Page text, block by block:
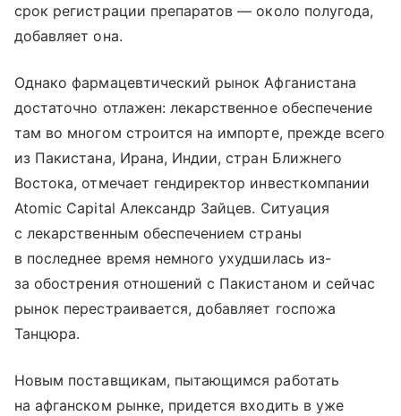
срок регистрации препаратов — около полугода,
добавляет она.
Однако фармацевтический рынок Афганистана
достаточно отлажен: лекарственное обеспечение
там во многом строится на импорте, прежде всего
из Пакистана, Ирана, Индии, стран Ближнего
Востока, отмечает гендиректор инвесткомпании
Atomic Capital Александр Зайцев. Ситуация
с лекарственным обеспечением страны
в последнее время немного ухудшилась из-
за обострения отношений с Пакистаном и сейчас
рынок перестраивается, добавляет госпожа
Танцюра.
Новым поставщикам, пытающимся работать
на афганском рынке, придется входить в уже